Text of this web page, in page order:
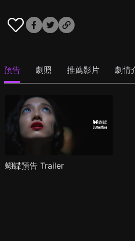
預告 劇照 推薦影片 劇情
蝴蝶預告 Trailer